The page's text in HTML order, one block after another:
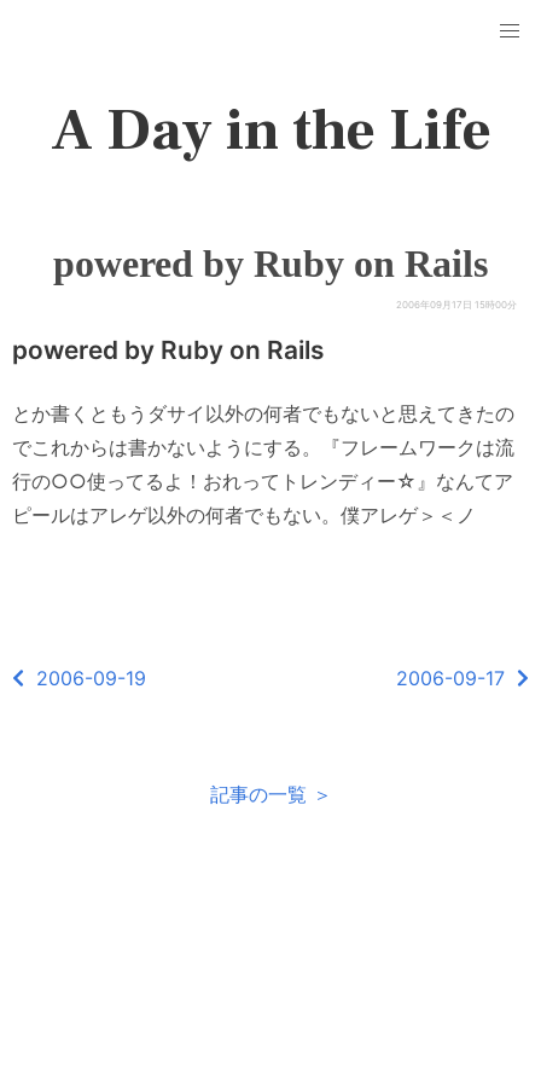
A Day in the Life
powered by Ruby on Rails
2006年09月17日 15時00分
powered by Ruby on Rails
とか書くともうダサイ以外の何者でもないと思えてきたの
でこれからは書かないようにする。『フレームワークは流
行の○○使ってるよ！おれってトレンディー☆』なんてア
ピールはアレゲ以外の何者でもない。僕アレゲ＞＜ノ
2006-09-19 2006-09-17
記事の一覧 ＞